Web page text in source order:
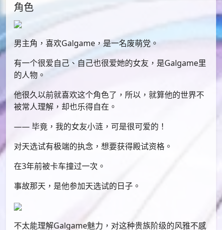
角色
男主角，喜欢Galgame，是一名废萌党。
有一个很爱自己、自己也很爱她的女友，是Galgame里
的人物。
他很久以前就喜欢这个角色了，所以，就算他的世界不
被常人理解，却也乐得自在。
—— 毕竟，我的女友小涟，可是很可爱的！
对天选试有极端的执念，想要获得殿试资格。
在3年前被卡车撞过一次。
事故那天，是他参加天选试的日子。
不太能理解Galgame魅力，对这种贵族阶级的风雅不感